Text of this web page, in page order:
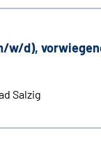
w/d),
Salzig